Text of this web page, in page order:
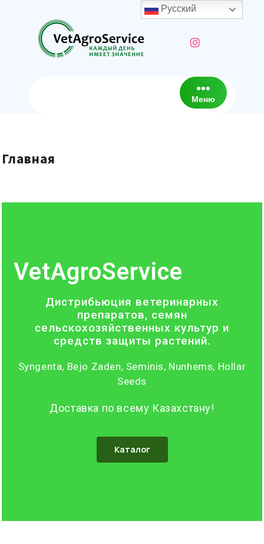
Меню
Главная
VetAgroService
Дистрибьюция ветеринарных
препаратов, семян
сельскохозяйственных культур и
средств защиты растений.
Syngenta, Bejo Zaden, Seminis, Nunhems, Hollar
Seeds
Доставка по всему Казахстану!
Каталог
Русский